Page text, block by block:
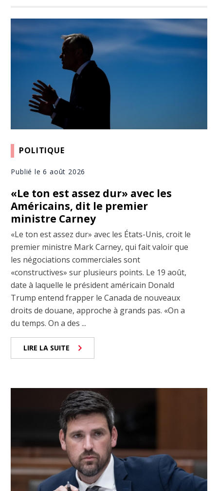
POLITIQUE
Publié le 6 août 2026
«Le ton est assez dur» avec les
Américains, dit le premier
ministre Carney
«Le ton est assez dur» avec les États-Unis, croit le
premier ministre Mark Carney, qui fait valoir que
les négociations commerciales sont
«constructives» sur plusieurs points. Le 19 août,
date à laquelle le président américain Donald
Trump entend frapper le Canada de nouveaux
droits de douane, approche à grands pas. «On a
du temps. On a des ...
LIRE LA SUITE